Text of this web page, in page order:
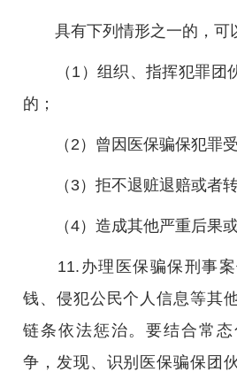
具有下列情形之一的，可
（1）组织、指挥犯罪团
的；
（2）曾因医保骗保犯罪受
（3）拒不退赃退赔或者转
（4）造成其他严重后果或
11.办理医保骗保刑事案
钱、侵犯公民个人信息等其
链条依法惩治。要结合常
争，发现、识别医保骗保团